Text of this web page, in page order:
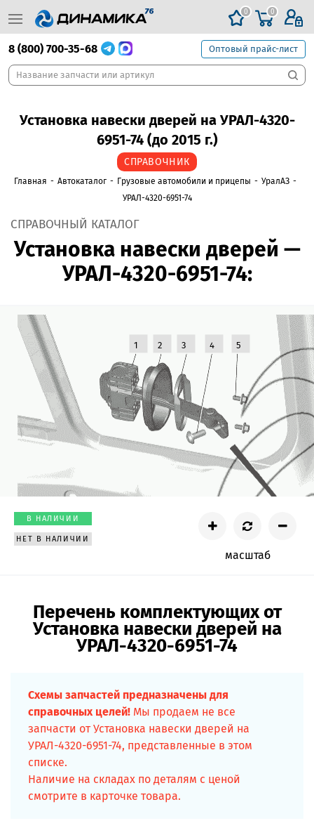
0 0
8 (800) 700-35-68 Оптовый прайс-лист
Установка навески дверей на УРАЛ-4320-
6951-74 (до 2015 г.)
СПРАВОЧНИК
Главная - Автокаталог - Грузовые автомобили и прицепы - УралАЗ -
УРАЛ-4320-6951-74
СПРАВОЧНЫЙ КАТАЛОГ
Установка навески дверей —
УРАЛ-4320-6951-74:
1 2 3 4 5
В НАЛИЧИИ
НЕТ В НАЛИЧИИ
масштаб
Перечень комплектующих от
Установка навески дверей на
УРАЛ-4320-6951-74
Схемы запчастей предназначены для
справочных целей! Мы продаем не все
запчасти от Установка навески дверей на
УРАЛ-4320-6951-74, представленные в этом
списке.
Наличие на складах по деталям с ценой
смотрите в карточке товара.